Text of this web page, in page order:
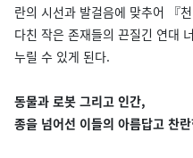
란의 시선과 발걸음에 맞추어 『
다친 작은 존재들의 끈질긴 연대
누릴 수 있게 된다.
동물과 로봇 그리고 인간,
종을 넘어선 이들의 아름답고 찬